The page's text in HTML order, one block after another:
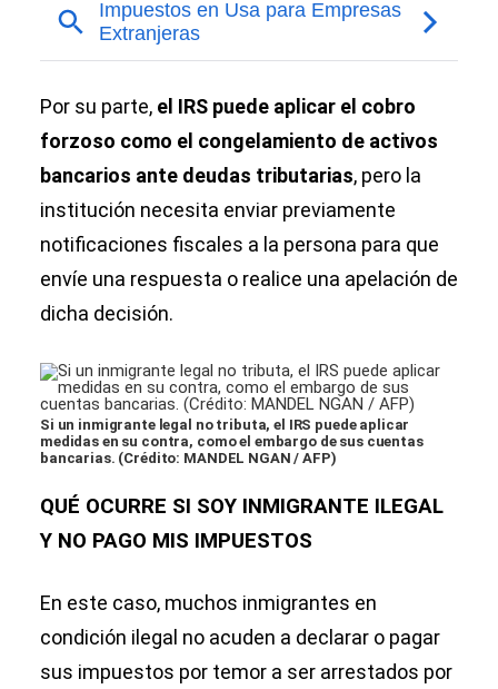
Por su parte, el IRS puede aplicar el cobro
forzoso como el congelamiento de activos
bancarios ante deudas tributarias, pero la
institución necesita enviar previamente
notificaciones fiscales a la persona para que
envíe una respuesta o realice una apelación de
dicha decisión.
Si un inmigrante legal no tributa, el IRS puede aplicar
medidas en su contra, como el embargo de sus cuentas
bancarias. (Crédito: MANDEL NGAN / AFP)
QUÉ OCURRE SI SOY INMIGRANTE ILEGAL
Y NO PAGO MIS IMPUESTOS
En este caso, muchos inmigrantes en
condición ilegal no acuden a declarar o pagar
sus impuestos por temor a ser arrestados por